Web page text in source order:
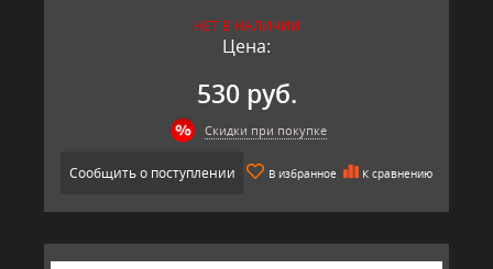
НЕТ В НАЛИЧИИ
Цена:
530 руб.
Скидки при покупке
Сообщить о поступлении В избранное К сравнению